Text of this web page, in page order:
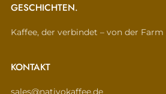
GESCHICHTEN.
Kaffee, der verbindet – von der Farm
KONTAKT
sales@nativokaffee.de